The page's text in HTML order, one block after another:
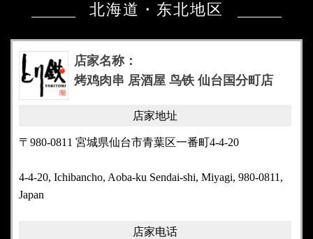
北海道・东北地区
店家名称：
烤鸡肉串 居酒屋 鸟铁 仙台国分町店
店家地址
〒980-0811 宮城県仙台市青葉区一番町4-4-20
4-4-20, Ichibancho, Aoba-ku Sendai-shi, Miyagi, 980-0811,
Japan
店家电话